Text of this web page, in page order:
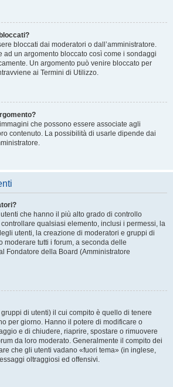
bloccati dai moderatori o dall’amministratore.
ad un argomento bloccato così come i sondaggi
Un argomento può venire bloccato per
ai Termini di Utilizzo.
che possono essere associate agli
contenuto. La possibilità di usarle dipende dai
che hanno il più alto grado di controllo
qualsiasi elemento, inclusi i permessi, la
utenti, la creazione di moderatori e gruppi di
moderare tutti i forum, a seconda delle
Fondatore della Board (Amministratore
gruppi di utenti) il cui compito è quello di tenere
per giorno. Hanno il potere di modificare o
e di chiudere, riaprire, spostare o rimuovere
da loro moderato. Generalmente il compito dei
che gli utenti vadano «fuori tema» (in inglese,
oltraggiosi ed offensivi.